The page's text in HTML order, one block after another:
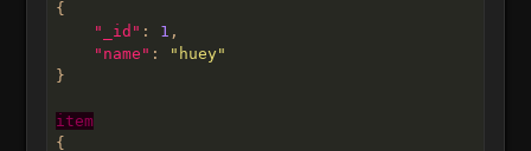
"_id" : 1
"name" :
"huey"
item